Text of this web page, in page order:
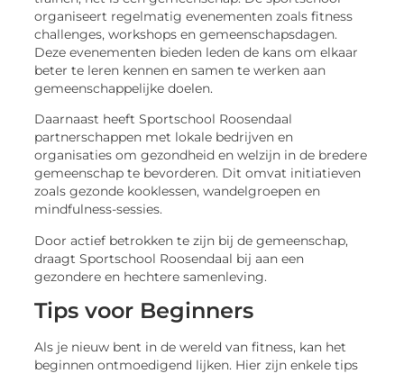
organiseert regelmatig evenementen zoals fitness
challenges, workshops en gemeenschapsdagen.
Deze evenementen bieden leden de kans om elkaar
beter te leren kennen en samen te werken aan
gemeenschappelijke doelen.
Daarnaast heeft Sportschool Roosendaal
partnerschappen met lokale bedrijven en
organisaties om gezondheid en welzijn in de bredere
gemeenschap te bevorderen. Dit omvat initiatieven
zoals gezonde kooklessen, wandelgroepen en
mindfulness-sessies.
Door actief betrokken te zijn bij de gemeenschap,
draagt Sportschool Roosendaal bij aan een
gezondere en hechtere samenleving.
Tips voor Beginners
Als je nieuw bent in de wereld van fitness, kan het
beginnen ontmoedigend lijken. Hier zijn enkele tips